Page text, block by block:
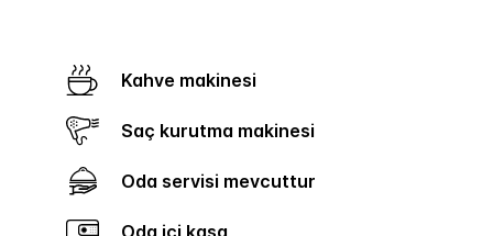
Kahve makinesi
Saç kurutma makinesi
Oda servisi mevcuttur